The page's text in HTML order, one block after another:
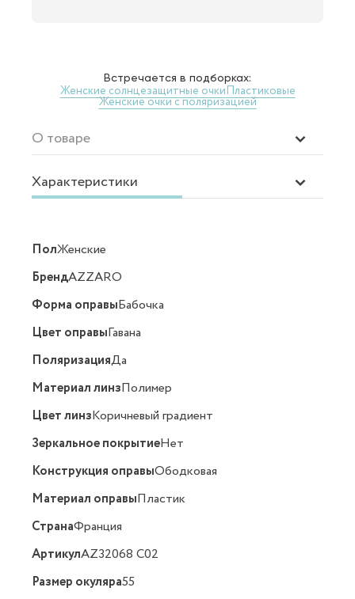
Встречается в подборках:
Женские солнцезащитные очкиПластиковые
Женские очки с поляризацией
О товаре
Характеристики
ПолЖенские
БрендAZZARO
Форма оправыБабочка
Цвет оправыГавана
ПоляризацияДа
Материал линзПолимер
Цвет линзКоричневый градиент
Зеркальное покрытиеНет
Конструкция оправыОбодковая
Материал оправыПластик
СтранаФранция
АртикулAZ32068 C02
Размер окуляра55